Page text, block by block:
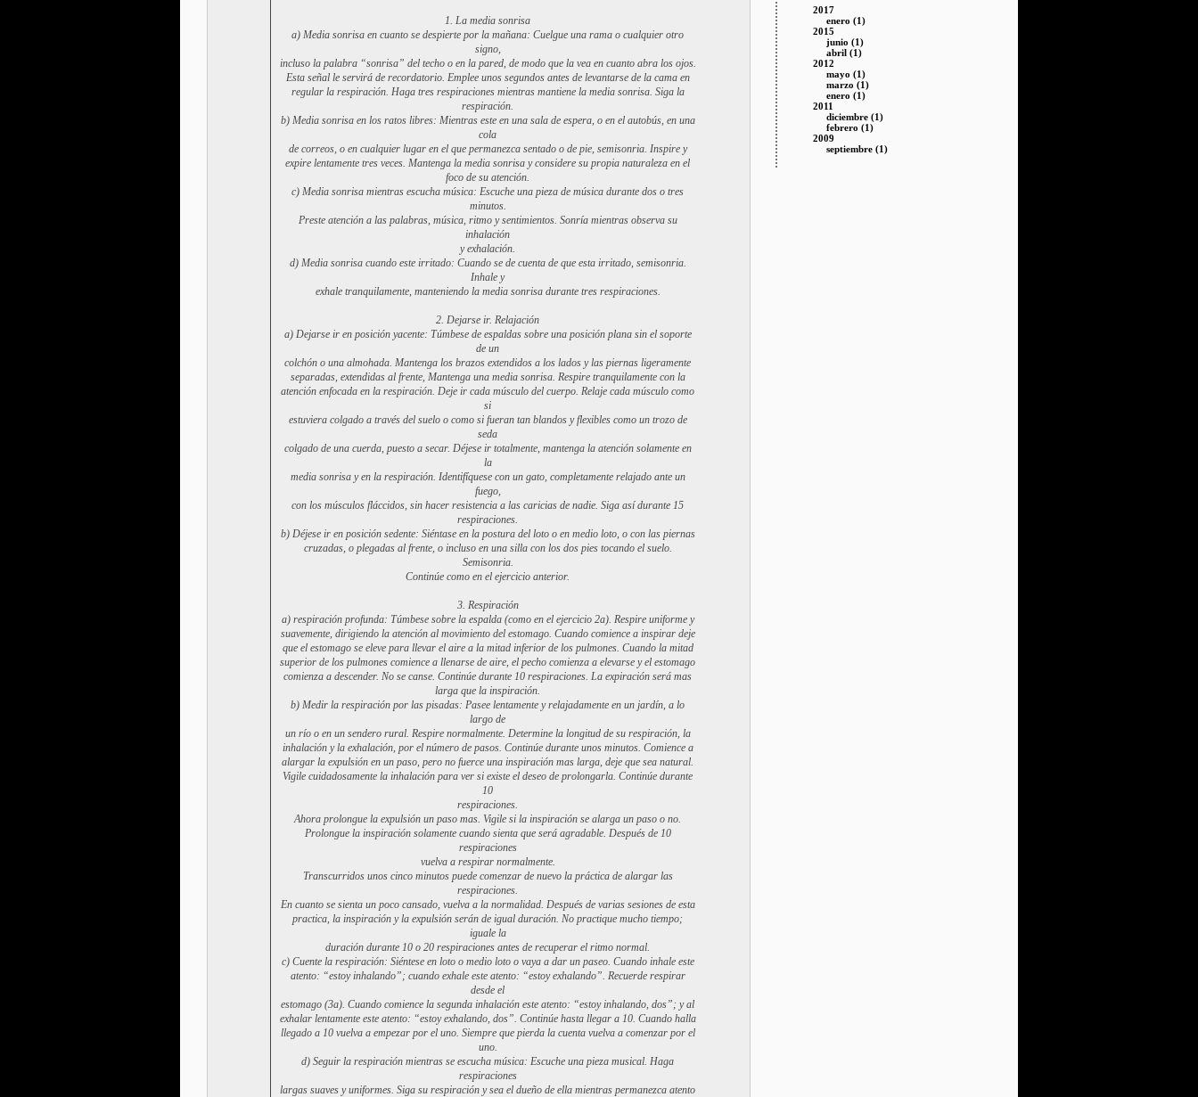
2017
enero (1)
2015
junio (1)
abril (1)
2012
mayo (1)
marzo (1)
enero (1)
2011
diciembre (1)
febrero (1)
2009
septiembre (1)
1. La media sonrisa
a) Media sonrisa en cuanto se despierte por la mañana: Cuelgue una rama o cualquier otro
signo,
incluso la palabra “sonrisa” del techo o en la pared, de modo que la vea en cuanto abra los ojos.
Esta señal le servirá de recordatorio. Emplee unos segundos antes de levantarse de la cama en
regular la respiración. Haga tres respiraciones mientras mantiene la media sonrisa. Siga la
respiración.
b) Media sonrisa en los ratos libres: Mientras este en una sala de espera, o en el autobús, en una
cola
de correos, o en cualquier lugar en el que permanezca sentado o de pie, semisonria. Inspire y
expire lentamente tres veces. Mantenga la media sonrisa y considere su propia naturaleza en el
foco de su atención.
c) Media sonrisa mientras escucha música: Escuche una pieza de música durante dos o tres
minutos.
Preste atención a las palabras, música, ritmo y sentimientos. Sonría mientras observa su
inhalación
y exhalación.
d) Media sonrisa cuando este irritado: Cuando se de cuenta de que esta irritado, semisonria.
Inhale y
exhale tranquilamente, manteniendo la media sonrisa durante tres respiraciones.
2. Dejarse ir. Relajación
a) Dejarse ir en posición yacente: Túmbese de espaldas sobre una posición plana sin el soporte
de un
colchón o una almohada. Mantenga los brazos extendidos a los lados y las piernas ligeramente
separadas, extendidas al frente, Mantenga una media sonrisa. Respire tranquilamente con la
atención enfocada en la respiración. Deje ir cada músculo del cuerpo. Relaje cada músculo como
si
estuviera colgado a través del suelo o como si fueran tan blandos y flexibles como un trozo de
seda
colgado de una cuerda, puesto a secar. Déjese ir totalmente, mantenga la atención solamente en
la
media sonrisa y en la respiración. Identifíquese con un gato, completamente relajado ante un
fuego,
con los músculos fláccidos, sin hacer resistencia a las caricias de nadie. Siga así durante 15
respiraciones.
b) Déjese ir en posición sedente: Siéntase en la postura del loto o en medio loto, o con las piernas
cruzadas, o plegadas al frente, o incluso en una silla con los dos pies tocando el suelo.
Semisonria.
Continúe como en el ejercicio anterior.
3. Respiración
a) respiración profunda: Túmbese sobre la espalda (como en el ejercicio 2a). Respire uniforme y
suavemente, dirigiendo la atención al movimiento del estomago. Cuando comience a inspirar deje
que el estomago se eleve para llevar el aire a la mitad inferior de los pulmones. Cuando la mitad
superior de los pulmones comience a llenarse de aire, el pecho comienza a elevarse y el estomago
comienza a descender. No se canse. Continúe durante 10 respiraciones. La expiración será mas
larga que la inspiración.
b) Medir la respiración por las pisadas: Pasee lentamente y relajadamente en un jardín, a lo
largo de
un río o en un sendero rural. Respire normalmente. Determine la longitud de su respiración, la
inhalación y la exhalación, por el número de pasos. Continúe durante unos minutos. Comience a
alargar la expulsión en un paso, pero no fuerce una inspiración mas larga, deje que sea natural.
Vigile cuidadosamente la inhalación para ver si existe el deseo de prolongarla. Continúe durante
10
respiraciones.
Ahora prolongue la expulsión un paso mas. Vigile si la inspiración se alarga un paso o no.
Prolongue la inspiración solamente cuando sienta que será agradable. Después de 10
respiraciones
vuelva a respirar normalmente.
Transcurridos unos cinco minutos puede comenzar de nuevo la práctica de alargar las
respiraciones.
En cuanto se sienta un poco cansado, vuelva a la normalidad. Después de varias sesiones de esta
practica, la inspiración y la expulsión serán de igual duración. No practique mucho tiempo;
iguale la
duración durante 10 o 20 respiraciones antes de recuperar el ritmo normal.
c) Cuente la respiración: Siéntese en loto o medio loto o vaya a dar un paseo. Cuando inhale este
atento: “estoy inhalando”; cuando exhale este atento: “estoy exhalando”. Recuerde respirar
desde el
estomago (3a). Cuando comience la segunda inhalación este atento: “estoy inhalando, dos”; y al
exhalar lentamente este atento: “estoy exhalando, dos”. Continúe hasta llegar a 10. Cuando halla
llegado a 10 vuelva a empezar por el uno. Siempre que pierda la cuenta vuelva a comenzar por el
uno.
d) Seguir la respiración mientras se escucha música: Escuche una pieza musical. Haga
respiraciones
largas suaves y uniformes. Siga su respiración y sea el dueño de ella mientras permanezca atento